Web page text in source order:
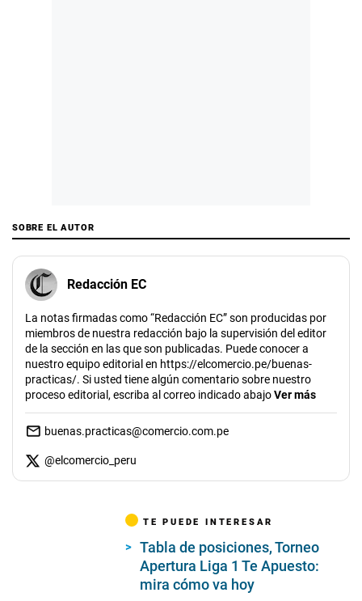
SOBRE EL AUTOR
Redacción EC
La notas firmadas como “Redacción EC” son producidas por
miembros de nuestra redacción bajo la supervisión del editor
de la sección en las que son publicadas. Puede conocer a
nuestro equipo editorial en https://elcomercio.pe/buenas-
practicas/. Si usted tiene algún comentario sobre nuestro
proceso editorial, escriba al correo indicado abajoVer más
buenas.practicas@comercio.com.pe
@elcomercio_peru
TE PUEDE INTERESAR
Tabla de posiciones, Torneo
Apertura Liga 1 Te Apuesto:
mira cómo va hoy